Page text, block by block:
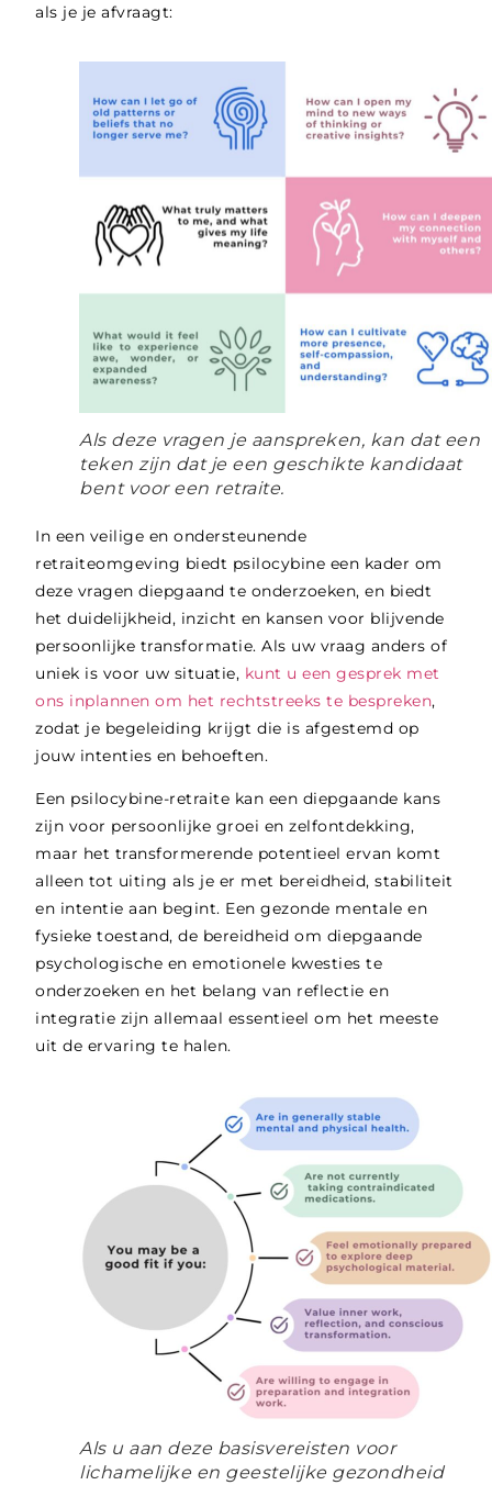
als je je afvraagt:
Als deze vragen je aanspreken, kan dat een
teken zijn dat je een geschikte kandidaat
bent voor een retraite.
In een veilige en ondersteunende
retraiteomgeving biedt psilocybine een kader om
deze vragen diepgaand te onderzoeken, en biedt
het duidelijkheid, inzicht en kansen voor blijvende
persoonlijke transformatie. Als uw vraag anders of
uniek is voor uw situatie, kunt ueen gesprek met
ons inplannen om het rechtstreeks te bespreken,
zodat je begeleiding krijgt die is afgestemd op
jouw intenties en behoeften.
Een psilocybine-retraite kan een diepgaande kans
zijn voor persoonlijke groei en zelfontdekking,
maar het transformerende potentieel ervan komt
alleen tot uiting als je er met bereidheid, stabiliteit
en intentie aan begint. Een gezonde mentale en
fysieke toestand, de bereidheid om diepgaande
psychologische en emotionele kwesties te
onderzoeken en het belang van reflectie en
integratie zijn allemaal essentieel om het meeste
uit de ervaring te halen.
Als u aan deze basisvereisten voor
lichamelijke en geestelijke gezondheid